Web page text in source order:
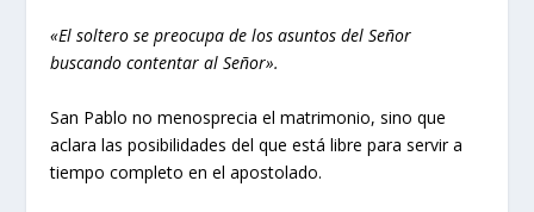
«El soltero se preocupa de los asuntos del Señor
buscando contentar al Señor».
San Pablo no menosprecia el matrimonio, sino que
aclara las posibilidades del que está libre para servir a
tiempo completo en el apostolado.